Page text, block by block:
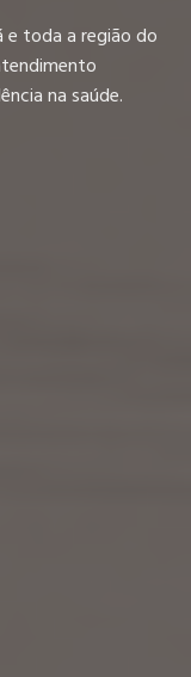
e toda a região do
na saúde.